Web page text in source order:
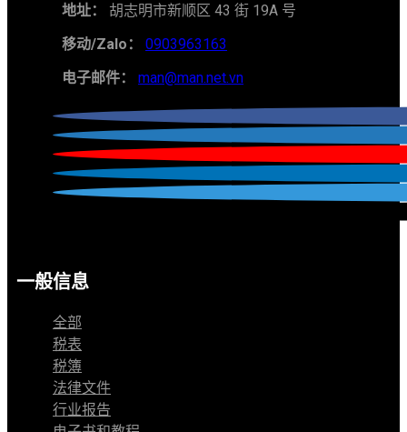
地址： 胡志明市新顺区 43 街 19A 号
移动/Zalo： 0903963163
电子邮件： man@man.net.vn
一般信息
全部
税表
税簿
法律文件
行业报告